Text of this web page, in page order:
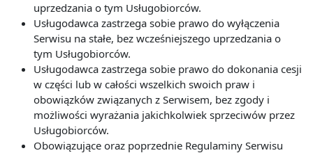
uprzedzania o tym Usługobiorców.
Usługodawca zastrzega sobie prawo do wyłączenia
Serwisu na stałe, bez wcześniejszego uprzedzania o
tym Usługobiorców.
Usługodawca zastrzega sobie prawo do dokonania cesji
w części lub w całości wszelkich swoich praw i
obowiązków związanych z Serwisem, bez zgody i
możliwości wyrażania jakichkolwiek sprzeciwów przez
Usługobiorców.
Obowiązujące oraz poprzednie Regulaminy Serwisu